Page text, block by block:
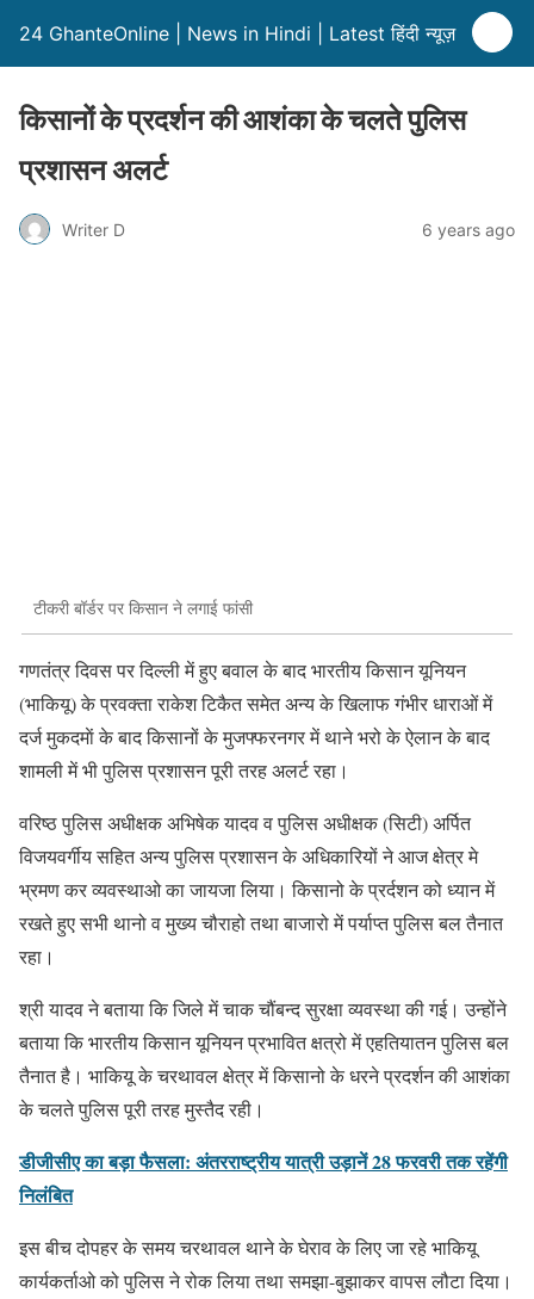
24 GhanteOnline | News in Hindi | Latest हिंदी न्यूज़
किसानों के प्रदर्शन की आशंका के चलते पुलिस
प्रशासन अलर्ट
Writer D 6 years ago
टीकरी बॉर्डर पर किसान ने लगाई फांसी
गणतंत्र दिवस पर दिल्ली में हुए बवाल के बाद भारतीय किसान यूनियन
(भाकियू) के प्रवक्ता राकेश टिकैत समेत अन्य के खिलाफ गंभीर धाराओं में
दर्ज मुकदमाें के बाद किसानों के मुजफ्फरनगर में थाने भरो के ऐलान के बाद
शामली में भी पुलिस प्रशासन पूरी तरह अलर्ट रहा।
वरिष्ठ पुलिस अधीक्षक अभिषेक यादव व पुलिस अधीक्षक (सिटी) अर्पित
विजयवर्गीय सहित अन्य पुलिस प्रशासन के अधिकारियों ने आज क्षेत्र मे
भ्रमण कर व्यवस्थाओ का जायजा लिया। किसानो के प्रर्दशन को ध्यान में
रखते हुए सभी थानो व मुख्य चौराहो तथा बाजारो में पर्याप्त पुलिस बल तैनात
रहा।
श्री यादव ने बताया कि जिले में चाक चौंबन्द सुरक्षा व्यवस्था की गई। उन्होंने
बताया कि भारतीय किसान यूनियन प्रभावित क्षत्रो में एहतियातन पुलिस बल
तैनात है। भाकियू के चरथावल क्षेत्र में किसानो के धरने प्रदर्शन की आशंका
के चलते पुलिस पूरी तरह मुस्तैद रही।
डीजीसीए का बड़ा फैसला: अंतरराष्ट्रीय यात्री उड़ानें 28 फरवरी तक रहेंगी
निलंबित
इस बीच दोपहर के समय चरथावल थाने के घेराव के लिए जा रहे भाकियू
कार्यकर्ताओ को पुलिस ने रोक लिया तथा समझा-बुझाकर वापस लौटा दिया।